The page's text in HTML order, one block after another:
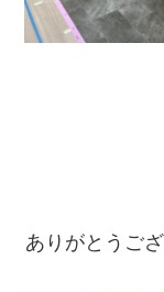
ありがとうござ